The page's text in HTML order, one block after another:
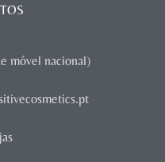
móvel nacional)